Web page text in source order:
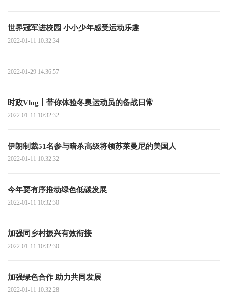
世界冠军进校园 小小少年感受运动乐趣
2022-01-11 10:32:34
2022-01-29 14:36:57
时政Vlog丨带你体验冬奥运动员的备战日常
2022-01-11 10:32:32
伊朗制裁51名参与暗杀高级将领苏莱曼尼的美国人
2022-01-11 10:32:32
今年要有序推动绿色低碳发展
2022-01-11 10:32:30
加强同乡村振兴有效衔接
2022-01-11 10:32:30
加强绿色合作 助力共同发展
2022-01-11 10:32:28